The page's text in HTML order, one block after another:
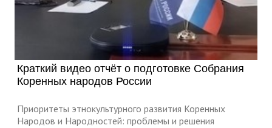
Краткий видео отчёт о подготовке Собрания
Коренных народов России
Приоритеты этнокультурного развития Коренных
Народов и Народностей: проблемы и решения